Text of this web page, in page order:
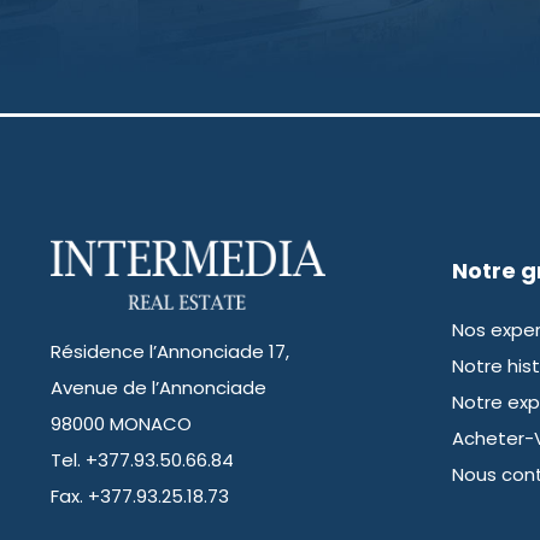
Résidence l’Annonciade 17,
Avenue de l’Annonciade
98000 MONACO
Tel. +377.93.50.66.84
Fax. +377.93.25.18.73
Notre
Nos
Notre
Notre
Acheter-
Nous